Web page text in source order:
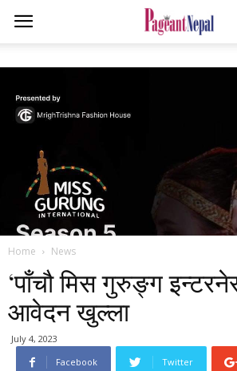
Home News
‘पाँचौ मिस गुरुङ्ग
आवेदन खुल्ला
July 4, 2023
Facebook
Twitter